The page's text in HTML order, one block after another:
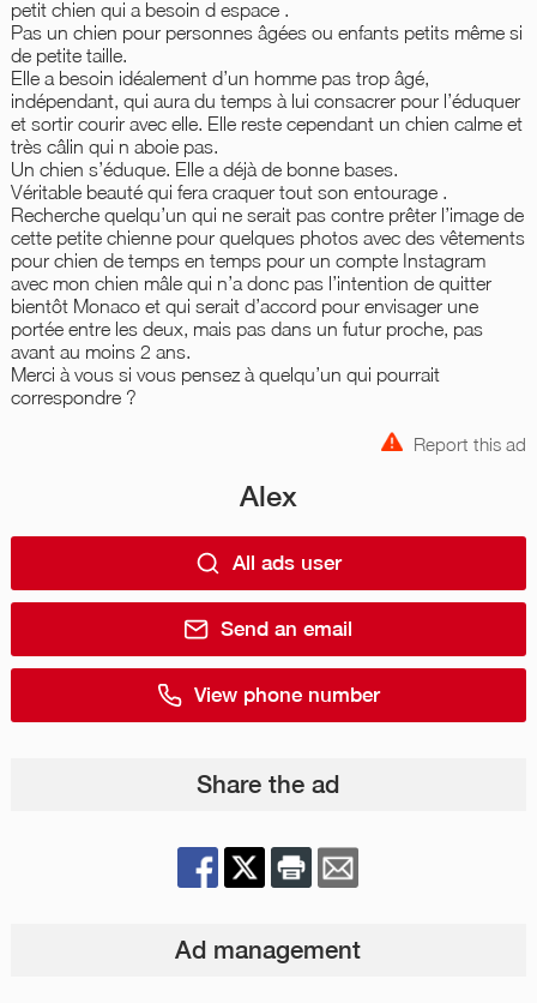
petit chien qui a besoin d espace .
Pas un chien pour personnes âgées ou enfants petits même si
de petite taille.
Elle a besoin idéalement d’un homme pas trop âgé,
indépendant, qui aura du temps à lui consacrer pour l’éduquer
et sortir courir avec elle. Elle reste cependant un chien calme et
très câlin qui n aboie pas.
Un chien s’éduque. Elle a déjà de bonne bases.
Véritable beauté qui fera craquer tout son entourage .
Recherche quelqu’un qui ne serait pas contre prêter l’image de
cette petite chienne pour quelques photos avec des vêtements
pour chien de temps en temps pour un compte Instagram
avec mon chien mâle qui n’a donc pas l’intention de quitter
bientôt Monaco et qui serait d’accord pour envisager une
portée entre les deux, mais pas dans un futur proche, pas
avant au moins 2 ans.
Merci à vous si vous pensez à quelqu’un qui pourrait
correspondre ?
Report this ad
Alex
All ads user
Send an email
View phone number
Share the ad
Ad management